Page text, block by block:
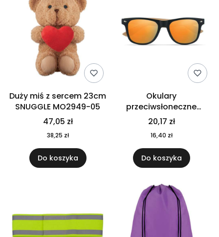
Duży miś z sercem 23cm
SNUGGLE MO2949-05
47,05 zł
38,25 zł
Do koszyka
Okulary
przeciwsłoneczne
CALIFORNIA TOUCH
MO9617-10
20,17 zł
16,40 zł
Do koszyka